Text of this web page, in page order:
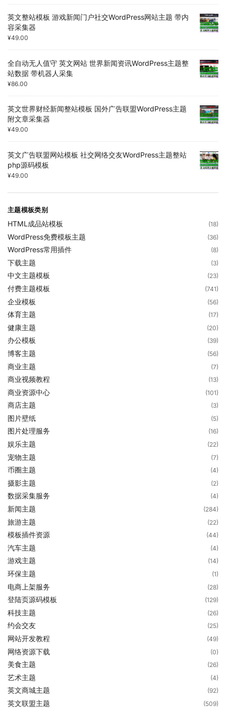
英文整站模板 游戏新闻门户社交WordPress网站主题 带内
容采集器
¥49.00
全自动无人值守 英文网站 世界新闻资讯WordPress主题整
站数据 带机器人采集
¥86.00
英文世界财经新闻整站模板 国外广告联盟WordPress主题
附文章采集器
¥49.00
英文广告联盟网站模板 社交网络交友WordPress主题整站
php源码模板
¥49.00
主题模板类别
HTML成品站模板 (18)
WordPress免费模板主题 (36)
WordPress常用插件 (8)
下载主题 (3)
中文主题模板 (23)
付费主题模板 (741)
企业模板 (56)
体育主题 (17)
健康主题 (20)
办公模板 (39)
博客主题 (56)
商业主题 (7)
商业视频教程 (13)
商业资源中心 (101)
商店主题 (3)
图片壁纸 (5)
图片处理服务 (16)
娱乐主题 (22)
宠物主题 (7)
币圈主题 (4)
摄影主题 (2)
数据采集服务 (4)
新闻主题 (284)
旅游主题 (22)
模板插件资源 (44)
汽车主题 (4)
游戏主题 (14)
环保主题 (1)
电商上架服务 (28)
登陆页源码模板 (129)
科技主题 (26)
约会交友 (25)
网站开发教程 (49)
网络资源下载 (0)
美食主题 (26)
艺术主题 (4)
英文商城主题 (92)
英文联盟主题 (509)